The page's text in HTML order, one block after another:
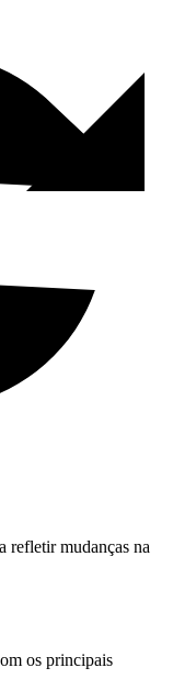
refletir mudanças na
os principais